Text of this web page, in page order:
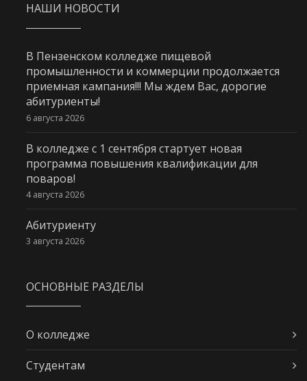
НАШИ НОВОСТИ
В Пензенском колледже пищевой
промышленности и коммерции продолжается
приемная кампания!!! Мы ждем Вас, дорогие
абитуриенты!
6 августа 2026
В колледже с 1 сентября стартует новая
программа повышения квалификации для
поваров!
4 августа 2026
Абитуриенту
3 августа 2026
ОСНОВНЫЕ РАЗДЕЛЫ
О колледже
Студентам